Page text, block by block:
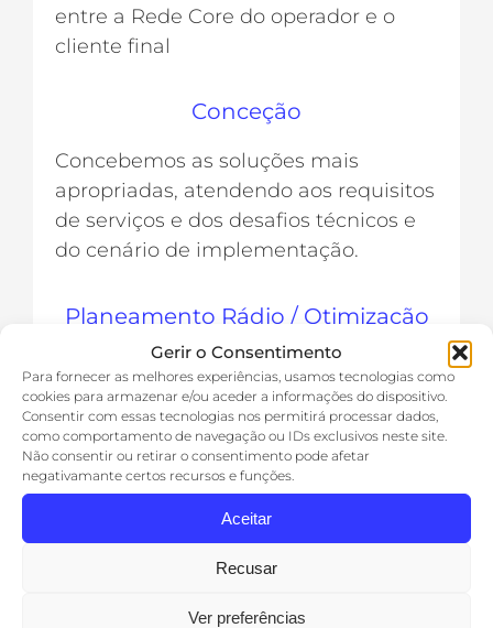
Gerir o Consentimento
Para fornecer as melhores experiências, usamos tecnologias como
cookies para armazenar e/ou aceder a informações do dispositivo.
Consentir com essas tecnologias nos permitirá processar dados,
como comportamento de navegação ou IDs exclusivos neste site.
Não consentir ou retirar o consentimento pode afetar
negativamante certos recursos e funções.
Aceitar
Recusar
Ver preferências
entre a Rede Core do operador e o
cliente final
Conceção
Concebemos as soluções mais
apropriadas, atendendo aos requisitos
de serviços e dos desafios técnicos e
do cenário de implementação.
Planeamento Rádio / Otimização
Fazemos o planeamento de rede e a
projeção do seu desempenho
Angariação desitespara pontos
agregadores
angariação de pontos estratégicos